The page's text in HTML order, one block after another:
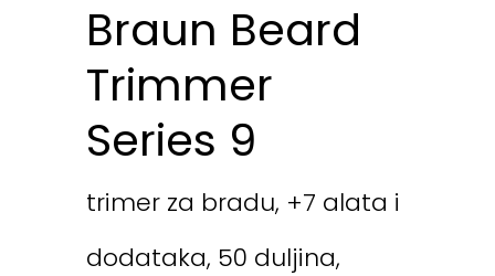
Braun Beard
Trimmer
Series 9
trimer za bradu, +7 alata i
dodataka, 50 duljina,